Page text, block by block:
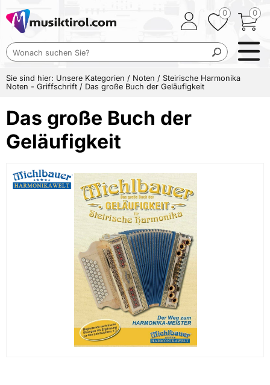
0
0
Sie sind hier: Unsere Kategorien / Noten / Steirische Harmonika
Noten - Griffschrift / Das große Buch der Geläufigkeit
Das große Buch der
Geläufigkeit